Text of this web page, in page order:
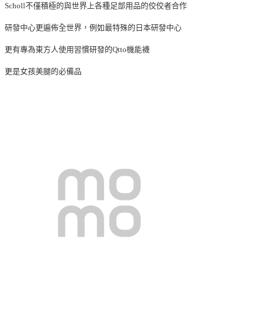
Scholl不僅積極的與世界上各種足部用品的佼佼者合作
研發中心更遍佈全世界，例如最特殊的日本研發中心
更有專為東方人使用習慣研發的Qtto機能襪
更是女孩美腿的必備品